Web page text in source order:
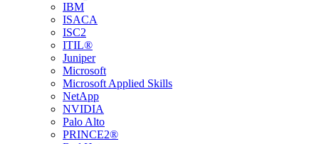
IBM
ISACA
ISC2
ITIL®
Juniper
Microsoft
Microsoft Applied Skills
NetApp
NVIDIA
Palo Alto
PRINCE2®